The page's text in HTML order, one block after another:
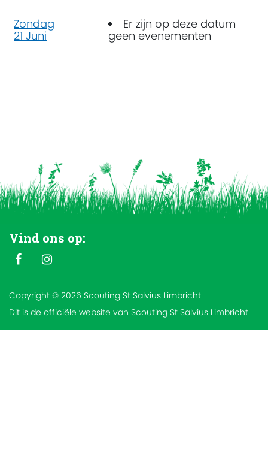
Zondag
21 Juni
Er zijn op deze datum
geen evenementen
Vind ons op:
Copyright © 2026 Scouting St Salvius Limbricht
Dit is de officiële website van Scouting St Salvius Limbricht